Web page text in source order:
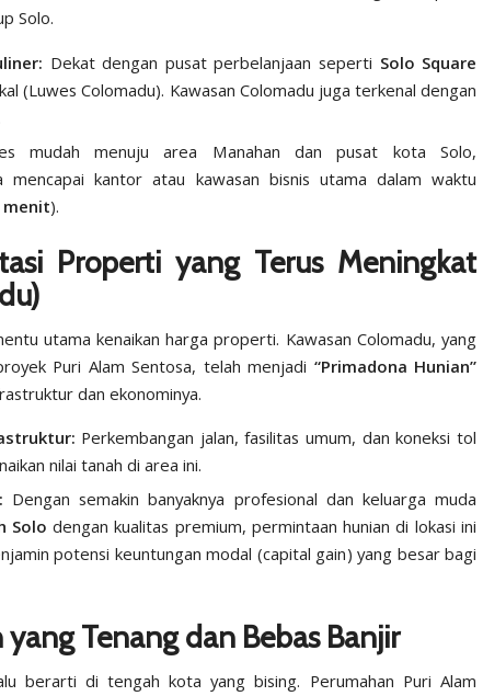
Solo.
Dekat dengan pusat perbelanjaan seperti Solo Square
(Luwes Colomadu). Kawasan Colomadu juga terkenal dengan
mudah menuju area Manahan dan pusat kota Solo,
mencapai kantor atau kawasan bisnis utama dalam waktu
menit).
Properti yang Terus Meningkat
utama kenaikan harga properti. Kawasan Colomadu, yang
Puri Alam Sentosa, telah menjadi “Primadona Hunian”
dan ekonominya.
Perkembangan jalan, fasilitas umum, dan koneksi tol
nilai tanah di area ini.
Dengan semakin banyaknya profesional dan keluarga muda
Solo dengan kualitas premium, permintaan hunian di lokasi ini
potensi keuntungan modal (capital gain) yang besar bagi
Tenang dan Bebas Banjir
berarti di tengah kota yang bising. Perumahan Puri Alam